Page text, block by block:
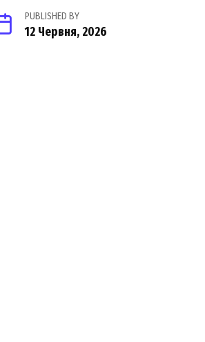
PUBLISHED BY
12 Червня, 2026